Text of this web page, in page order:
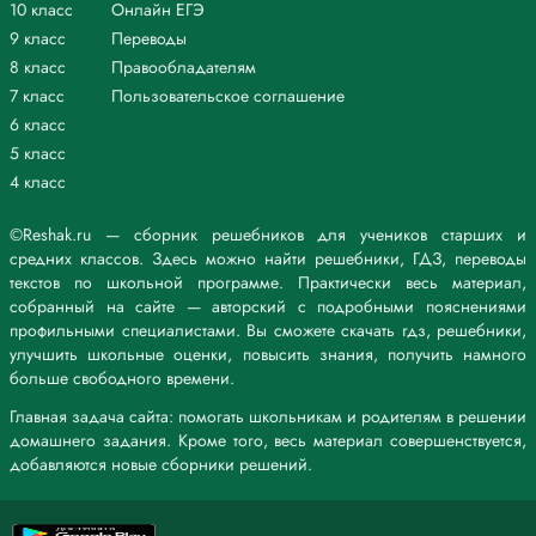
8. Люблю, друзья1, когда за речкой гаснет день. (М. Лермонтов)
9. Он говорил о временах грядущих, когда народы, распри
позабыв, в великую семью объединятся. (А. Пушкин)
10. Я давно угадал, мы сердцем родня. (А. Фет)
бегали с тобой. (Я. Полонский)
Примечания: , – запятая между прост. предл. в составе сложного
, – запятая при однородных членах
, – запятая при обособленном обстоятельстве
1. Тонкие – прилагательное, обозначает признак предмета.
2. Н. ф. – тонкий.
3. Постоянные признаки:
– качественное;
4. Непостоянные признаки:
– в полной форме;
– в В. п.
5. Определение.
Друзья1 [друз’й’а] 2 слога
р – [р] – согласный звонкий непарный твёрдый парный
©Reshak.ru — сборник решебников для учеников старших и
средних классов. Здесь можно найти решебники, ГДЗ, переводы
текстов по школьной программе. Практически весь материал,
собранный на сайте — авторский с подробными пояснениями
профильными специалистами. Вы сможете скачать гдз, решебники,
улучшить школьные оценки, повысить знания, получить намного
больше свободного времени.
Главная задача сайта: помогать школьникам и родителям в решении
домашнего задания. Кроме того, весь материал совершенствуется,
добавляются новые сборники решений.
10 класс
9 класс
8 класс
7 класс
6 класс
5 класс
4 класс
Онлайн ЕГЭ
Переводы
Правообладателям
Пользовательское соглашение